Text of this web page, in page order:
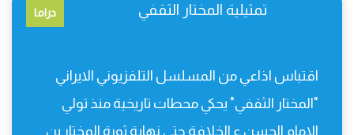
تمثيلية المختار الثقفي دراما
اقتباس اذاعي من المسلسل التلفزيوني الايراني
"المختار الثقفي" يحكي محطات تاريخية منذ تولي
الامام الحسن ع الخلافة حتى نهاية ثورة المختار بن